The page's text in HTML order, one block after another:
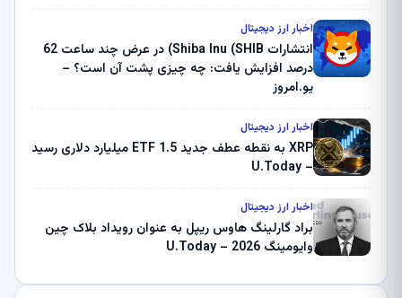
ثبت کرد – گزارش کریپتو صبح – U.Today
اخبار ارز دیجیتال
انتشارات Shiba Inu (SHIB) در عرض چند ساعت 62
درصد افزایش یافت: چه چیزی پشت آن است؟ –
یو.امروز
اخبار ارز دیجیتال
XRP به نقطه عطف جدید ETF 1.5 میلیارد دلاری رسید
– U.Today
اخبار ارز دیجیتال
براد گارلینگ هاوس ریپل به عنوان رویداد بلاک چین
وایومینگ 2026 – U.Today